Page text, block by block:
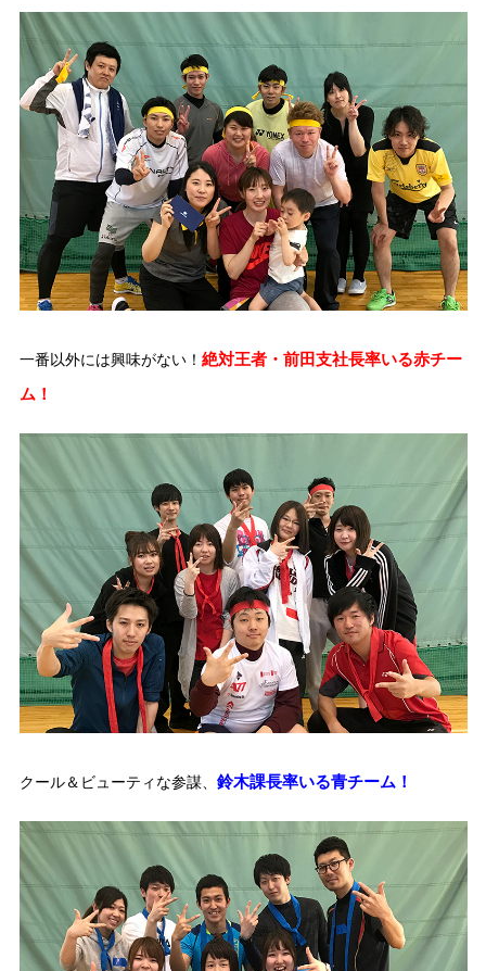
一番以外には興味がない！ 絶対王者・前田支社長率いる赤チー
ム！
クール＆ビューティな参謀、 鈴木課長率いる青チーム！